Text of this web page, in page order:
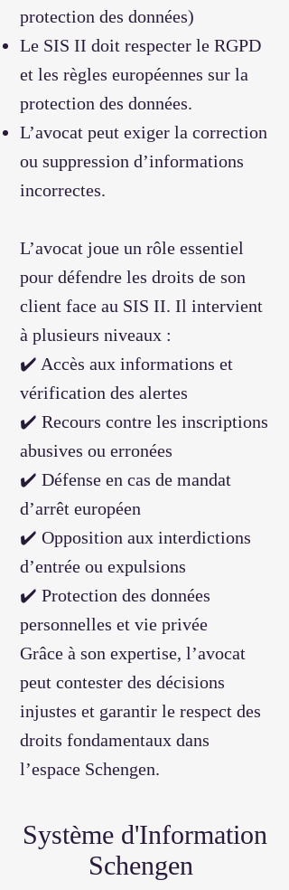
protection des données)
Le SIS II doit respecter le RGPD
et les règles européennes sur la
protection des données.
L’avocat peut exiger la correction
ou suppression d’informations
incorrectes.
L’avocat joue un rôle essentiel
pour défendre les droits de son
client face au SIS II. Il intervient
à plusieurs niveaux :
✔️ Accès aux informations et
vérification des alertes
✔️ Recours contre les inscriptions
abusives ou erronées
✔️ Défense en cas de mandat
d’arrêt européen
✔️ Opposition aux interdictions
d’entrée ou expulsions
✔️ Protection des données
personnelles et vie privée
Grâce à son expertise, l’avocat
peut contester des décisions
injustes et garantir le respect des
droits fondamentaux dans
l’espace Schengen.
Système d'Information
Schengen